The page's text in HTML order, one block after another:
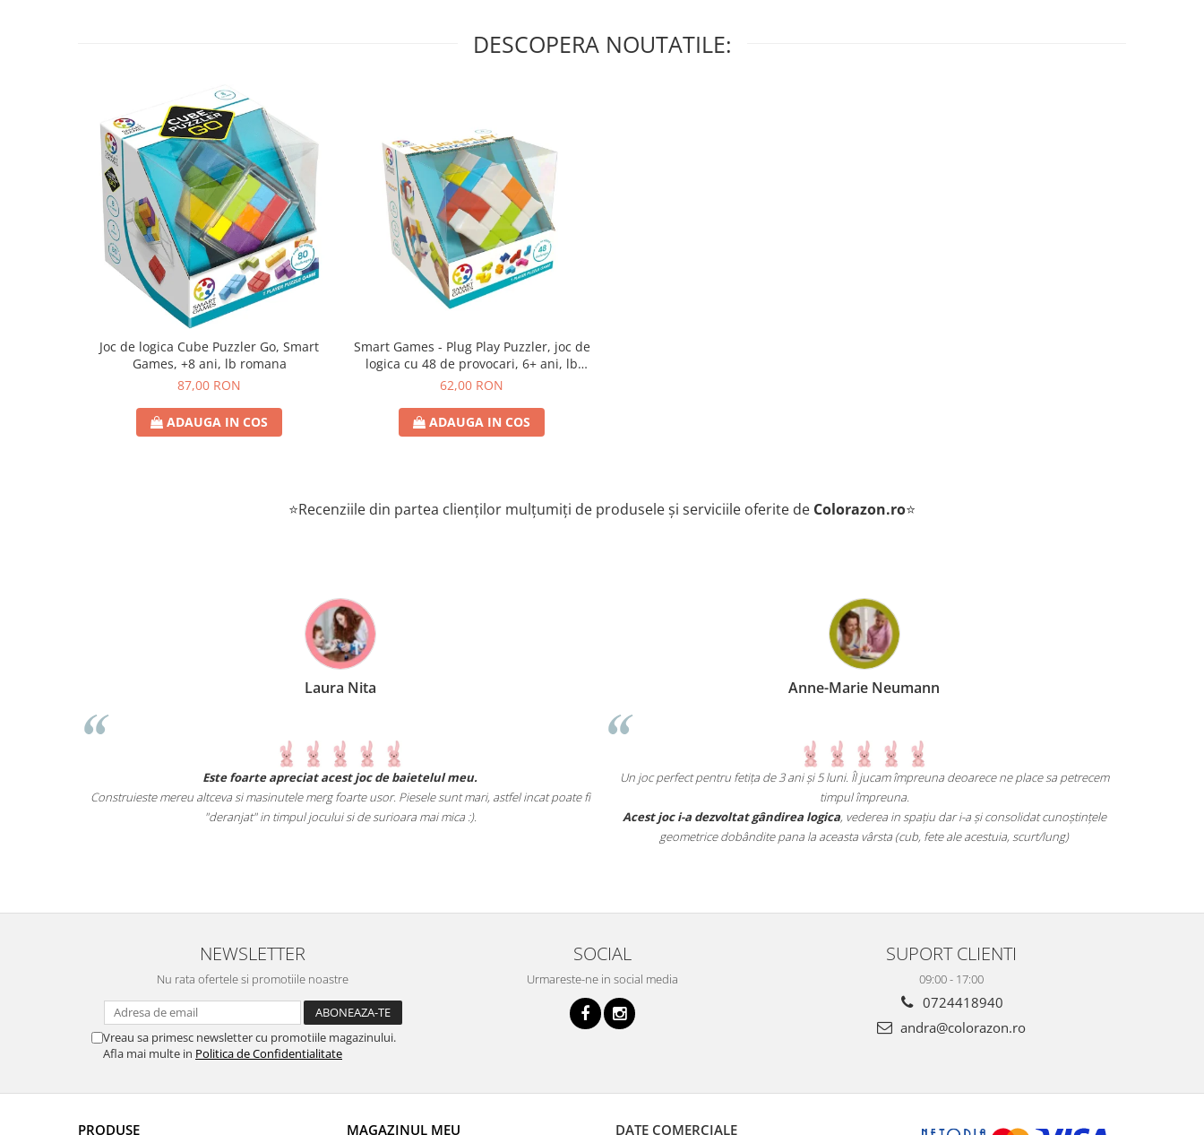
DESCOPERA NOUTATILE:
Joc de logica Cube Puzzler Go, Smart
Games, +8 ani, lb romana
87,00 RON
ADAUGA IN COS
Smart Games - Plug Play Puzzler, joc de
logica cu 48 de provocari, 6+ ani, lb
romana
62,00 RON
ADAUGA IN COS
⭐Recenziile din partea clienților mulțumiți de produsele și serviciile oferite de Colorazon.ro⭐
Laura Nita
Este foarte apreciat acest joc de baietelul meu.
Construieste mereu altceva si masinutele merg foarte usor. Piesele sunt mari, astfel incat poate fi
"deranjat" in timpul jocului si de surioara mai mica :).
Anne-Marie Neumann
Un joc perfect pentru fetița de 3 ani și 5 luni. Îl jucam împreuna deoarece ne place sa petrecem
timpul împreuna.
Acest joc i-a dezvoltat gândirea logica, vederea in spațiu dar i-a și consolidat cunoștințele
geometrice dobândite pana la aceasta vârsta (cub, fete ale acestuia, scurt/lung)
Un joc atât de
NEWSLETTER
Nu rata ofertele si promotiile noastre
Vreau sa primesc newsletter cu promotiile magazinului.
Afla mai multe in Politica de Confidentialitate
SOCIAL
Urmareste-ne in social media
SUPORT CLIENTI
09:00 - 17:00
0724418940
andra@colorazon.ro
PRODUSE MAGAZINUL MEU DATE COMERCIALE